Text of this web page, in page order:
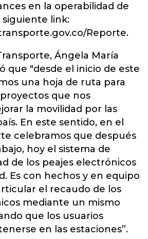
en la operabilidad de
siguiente link:
Reporte.
Ángela María
que "desde el inicio de este
una hoja de ruta para
que nos
la movilidad por las
En este sentido, en el
celebramos que después
hoy el sistema de
de los peajes electrónicos
Es con hechos y en equipo
el recaudo de los
mediante un mismo
que los usuarios
en las estaciones”.